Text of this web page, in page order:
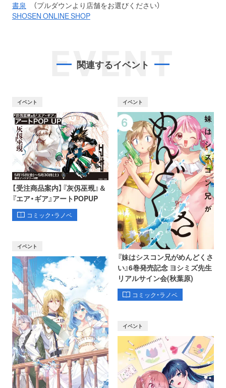
書泉 （プルダウンより店舗をお選びください）
SHOSEN ONLINE SHOP
EVENT
関連するイベント
イベント
【受注商品案内】『灰仭巫覡』＆
『エア・ギア』アートPOPUP
コミック・ラノベ
イベント
『妹はシスコン兄がめんどくさ
い』6巻発売記念 ヨシミズ先生
リアルサイン会(秋葉原)
コミック・ラノベ
イベント
イベント